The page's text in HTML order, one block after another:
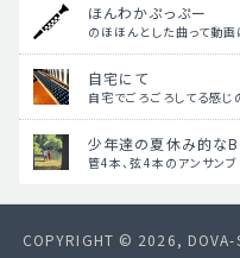
ほんわかぷっぷー
のほほんとした曲って動
自宅にて
自宅でごろごろしてる感
少年達の夏休み的な
管4本、弦4本のアンサン
COPYRIGHT © 2026, DOVA-